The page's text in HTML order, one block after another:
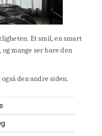
Et smil, en smart
mange ser bare den
den andre siden.